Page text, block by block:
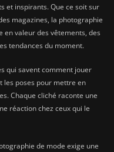
et inspirants. Que ce soit sur
magazines, la photographie
en valeur des vêtements, des
tendances du moment.
qui savent comment jouer
les poses pour mettre en
Chaque cliché raconte une
réaction chez ceux qui le
de mode exige une